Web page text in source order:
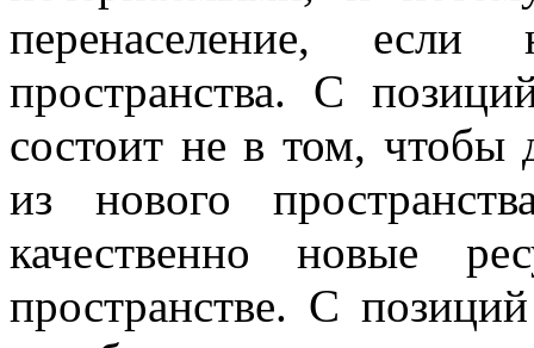
перенаселение,
пространства. С
состоит не в том, чтобы
из нового
качественно новые
пространстве. С